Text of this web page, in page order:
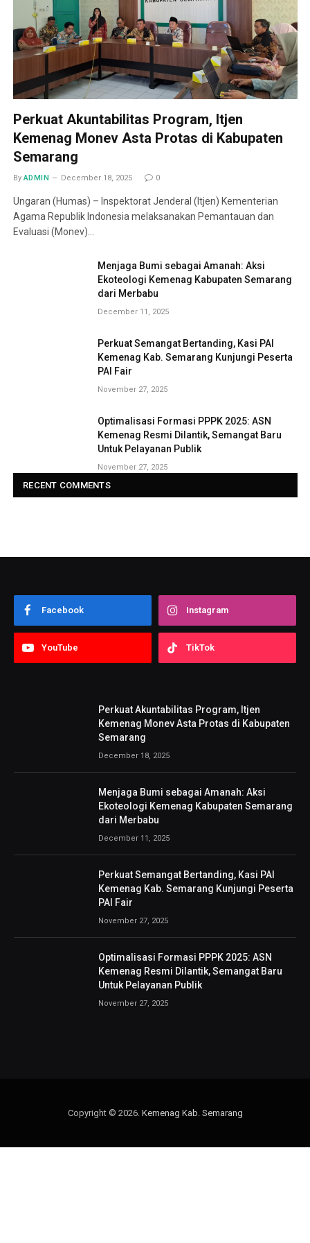
Perkuat Akuntabilitas Program, Itjen
Kemenag Monev Asta Protas di Kabupaten
Semarang
By ADMIN December 18, 2025 0
Ungaran (Humas) – Inspektorat Jenderal (Itjen) Kementerian
Agama Republik Indonesia melaksanakan Pemantauan dan
Evaluasi (Monev)…
Menjaga Bumi sebagai Amanah: Aksi
Ekoteologi Kemenag Kabupaten Semarang
dari Merbabu
December 11, 2025
Perkuat Semangat Bertanding, Kasi PAI
Kemenag Kab. Semarang Kunjungi Peserta
PAI Fair
November 27, 2025
Optimalisasi Formasi PPPK 2025: ASN
Kemenag Resmi Dilantik, Semangat Baru
Untuk Pelayanan Publik
November 27, 2025
RECENT COMMENTS
Facebook Instagram
YouTube TikTok
Perkuat Akuntabilitas Program, Itjen
Kemenag Monev Asta Protas di Kabupaten
Semarang
December 18, 2025
Menjaga Bumi sebagai Amanah: Aksi
Ekoteologi Kemenag Kabupaten Semarang
dari Merbabu
December 11, 2025
Perkuat Semangat Bertanding, Kasi PAI
Kemenag Kab. Semarang Kunjungi Peserta
PAI Fair
November 27, 2025
Optimalisasi Formasi PPPK 2025: ASN
Kemenag Resmi Dilantik, Semangat Baru
Untuk Pelayanan Publik
November 27, 2025
Copyright © 2026. Kemenag Kab. Semarang